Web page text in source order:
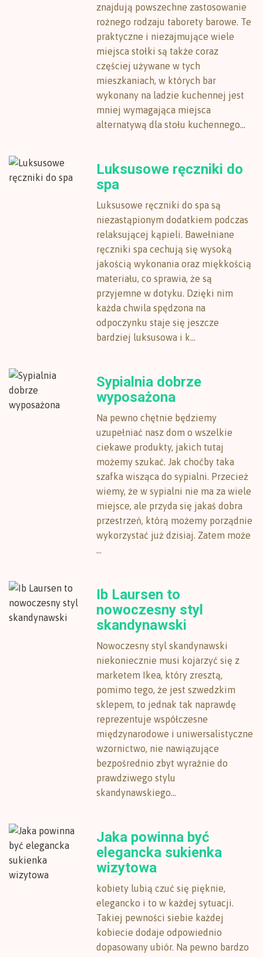
znajdują powszechne zastosowanie
rożnego rodzaju taborety barowe. Te
praktyczne i niezajmujące wiele
miejsca stołki są także coraz
częściej używane w tych
mieszkaniach, w których bar
wykonany na ladzie kuchennej jest
mniej wymagająca miejsca
alternatywą dla stołu kuchennego...
Luksusowe ręczniki do
spa
Luksusowe ręczniki do spa są
niezastąpionym dodatkiem podczas
relaksującej kąpieli. Bawełniane
ręczniki spa cechują się wysoką
jakością wykonania oraz miękkością
materiału, co sprawia, że są
przyjemne w dotyku. Dzięki nim
każda chwila spędzona na
odpoczynku staje się jeszcze
bardziej luksusowa i k...
Sypialnia dobrze
wyposażona
Na pewno chętnie będziemy
uzupełniać nasz dom o wszelkie
ciekawe produkty, jakich tutaj
możemy szukać. Jak choćby taka
szafka wisząca do sypialni. Przecież
wiemy, że w sypialni nie ma za wiele
miejsce, ale przyda się jakaś dobra
przestrzeń, którą możemy porządnie
wykorzystać już dzisiaj. Zatem może
...
Ib Laursen to
nowoczesny styl
skandynawski
Nowoczesny styl skandynawski
niekoniecznie musi kojarzyć się z
marketem Ikea, który zresztą,
pomimo tego, że jest szwedzkim
sklepem, to jednak tak naprawdę
reprezentuje współczesne
międzynarodowe i uniwersalistyczne
wzornictwo, nie nawiązujące
bezpośrednio zbyt wyraźnie do
prawdziwego stylu
skandynawskiego...
Jaka powinna być
elegancka sukienka
wizytowa
kobiety lubią czuć się pięknie,
elegancko i to w każdej sytuacji.
Takiej pewności siebie każdej
kobiecie dodaje odpowiednio
dopasowany ubiór. Na pewno bardzo